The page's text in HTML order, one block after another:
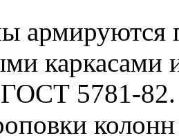
каркасами
5781-82.
колонн